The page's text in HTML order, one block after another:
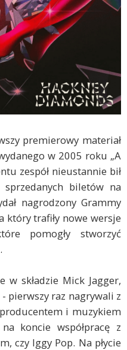
premierowy materiał
w 2005 roku „A
zespół nieustannie bił
biletów na
nagrodzony Grammy
który trafiły nowe wersje
pomogły stworzyć
w składzie Mick Jagger,
pierwszy raz nagrywali z
i muzykiem
koncie współpracę z
czy Iggy Pop. Na płycie